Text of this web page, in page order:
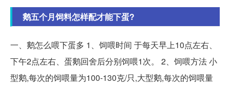
鹅五个月饲料怎样配才能下蛋?
一、鹅怎么喂下蛋多 1、饲喂时间 于每天早上10点左右、
下午2点左右、蛋鹅回舍后分别饲喂1次。 2、饲喂方法 小
型鹅,每次的饲喂量为100-130克/只,大型鹅,每次的饲喂量